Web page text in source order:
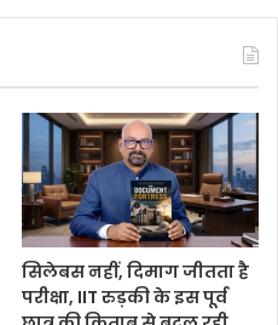
सिलेबस नहीं, दिमाग जीतता है
परीक्षा, IIT रुड़की के इस पूर्व